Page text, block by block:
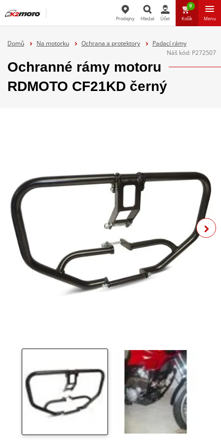
Hledat
Prodejny Hledat Účet
0
Košík Menu
Domů Na motorku Ochrana a protektory
Padací rámy
Náš kód: P272507
Ochranné rámy motoru
RDMOTO CF21KD černý